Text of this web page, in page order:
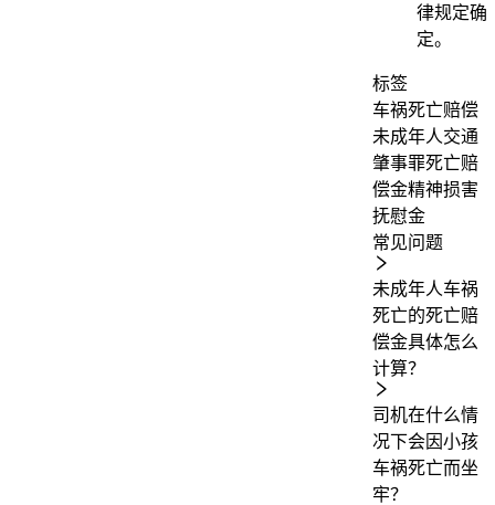
律规定确
定。
标签
车祸死亡赔偿
未成年人交通
肇事罪死亡赔
偿金精神损害
抚慰金
常见问题
未成年人车祸
死亡的死亡赔
偿金具体怎么
计算？
司机在什么情
况下会因小孩
车祸死亡而坐
牢？